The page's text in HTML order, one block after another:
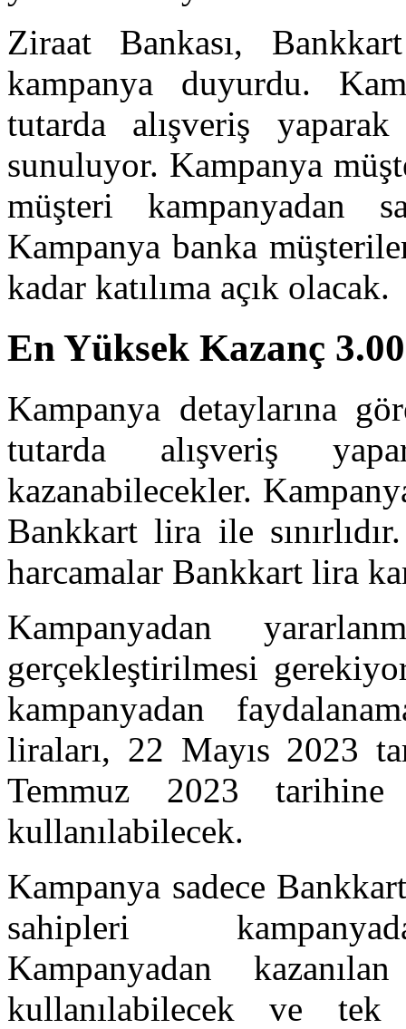
Ziraat Bankası,
kampanya duyurdu.
tutarda alışveriş
sunuluyor. Kampanya
müşteri kampanyadan
Kampanya banka
kadar katılıma açık olacak.
En Yüksek Kazanç
Kampanya detaylarına
tutarda alışveriş
kazanabilecekler.
Bankkart lira ile
harcamalar Bankkart lira
Kampanyadan
gerçekleştirilmesi
kampanyadan
liraları, 22 Mayıs 2023
Temmuz 2023 tarihine
kullanılabilecek.
Kampanya sadece
sahipleri
Kampanyadan
kullanılabilecek ve tek